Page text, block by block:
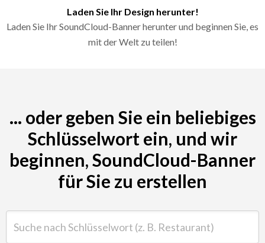
Laden Sie Ihr Design herunter!
Laden Sie Ihr SoundCloud-Banner herunter und beginnen Sie, es
mit der Welt zu teilen!
... oder geben Sie ein beliebiges
Schlüsselwort ein, und wir
beginnen, SoundCloud-Banner
für Sie zu erstellen